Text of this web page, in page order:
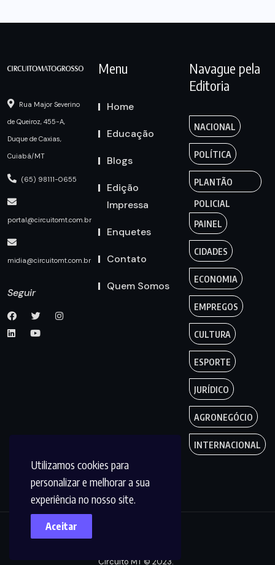
Utilizamos cookies para
personalizar e melhorar a sua
experiência no nosso site.
Aceitar
Rua Major Severino
de Queiroz, 455-A,
Duque de Caxias,
Cuiabá/MT
(65) 98111-0655
portal@circuitomt.com.br
midia@circuitomt.com.br
Seguir
Menu
Home
Educação
Blogs
Edição
Impressa
Enquetes
Contato
Quem Somos
Navague pela
Editoria
NACIONAL
POLÍTICA
PLANTÃO
POLICIAL
PAINEL
CIDADES
ECONOMIA
EMPREGOS
CULTURA
ESPORTE
JURÍDICO
AGRONEGÓCIO
INTERNACIONAL
Circuito MT © 2023.